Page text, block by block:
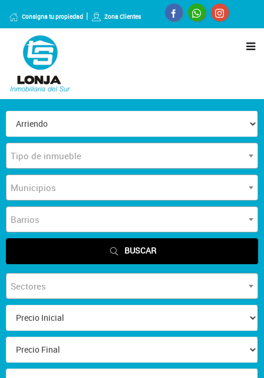
Consigna tu propiedad Zona Clientes
Tipo de inmueble
Municipios
Barrios
BUSCAR
Sectores